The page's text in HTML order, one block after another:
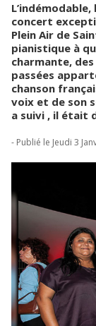
concert
Plein Air de
pianistique à
charmante,
passées
chanson
voix et de son
a suivi , il était
- Publié le Jeudi 3